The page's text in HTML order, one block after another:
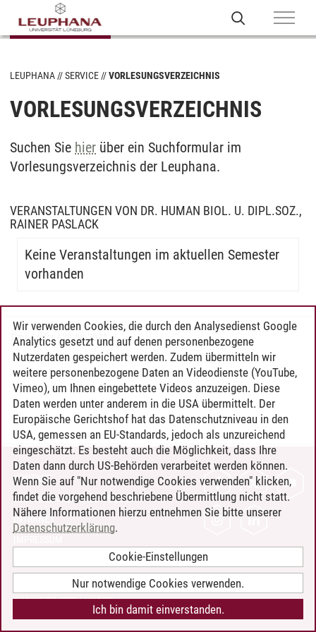
LEUPHANA SERVICE VORLESUNGSVERZEICHNIS
VORLESUNGSVERZEICHNIS
Suchen Sie hier über ein Suchformular im
Vorlesungsverzeichnis der Leuphana.
VERANSTALTUNGEN VON DR. HUMAN BIOL. U. DIPL.SOZ.,
RAINER PASLACK
Keine Veranstaltungen im aktuellen Semester
vorhanden
Timo Leder/30.06.2024
KONTAKT
LEUPHANA ALS ARBEITGEBER
INTRANET
BARRIEREFREIHEIT
COOKIE-EINSTELLUNGEN
Wir verwenden Cookies, die durch den Analysedienst Google
Analytics gesetzt und auf denen personenbezogene
Nutzerdaten gespeichert werden. Zudem übermitteln wir
weitere personenbezogene Daten an Videodienste (YouTube,
Vimeo), um Ihnen eingebettete Videos anzuzeigen. Diese
Daten werden unter anderem in die USA übermittelt. Der
Europäische Gerichtshof hat das Datenschutzniveau in den
USA, gemessen an EU-Standards, jedoch als unzureichend
eingeschätzt. Es besteht auch die Möglichkeit, dass Ihre
Daten dann durch US-Behörden verarbeitet werden können.
Wenn Sie auf "Nur notwendige Cookies verwenden" klicken,
findet die vorgehend beschriebene Übermittlung nicht statt.
Nähere Informationen hierzu entnehmen Sie bitte unserer
Datenschutzerklärung.
Cookie-Einstellungen
Nur notwendige Cookies verwenden.
Ich bin damit einverstanden.